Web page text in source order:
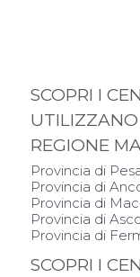
SCOPRI I
REGIONE
Provincia di
Provincia di
Provincia di
Provincia di
Provincia di
SCOPRI I